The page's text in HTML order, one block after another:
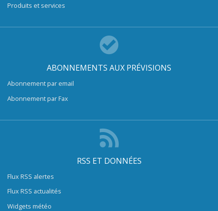
Produits et services
ABONNEMENTS AUX PRÉVISIONS
Abonnement par email
Abonnement par Fax
RSS ET DONNÉES
Flux RSS alertes
Flux RSS actualités
Widgets météo